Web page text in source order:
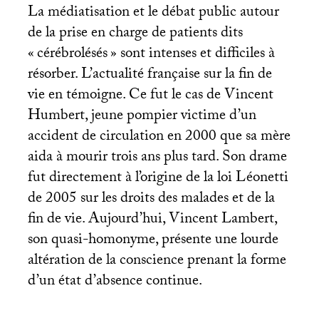
La médiatisation et le débat public autour
de la prise en charge de patients dits
«cérébrolésés» sont intenses et difficiles à
résorber. L’actualité française sur la fin de
vie en témoigne. Ce fut le cas de Vincent
Humbert, jeune pompier victime d’un
accident de circulation en 2000 que sa mère
aida à mourir trois ans plus tard. Son drame
fut directement à l’origine de la loi Léonetti
de 2005 sur les droits des malades et de la
fin de vie. Aujourd’hui, Vincent Lambert,
son quasi-homonyme, présente une lourde
altération de la conscience prenant la forme
d’un état d’absence continue.